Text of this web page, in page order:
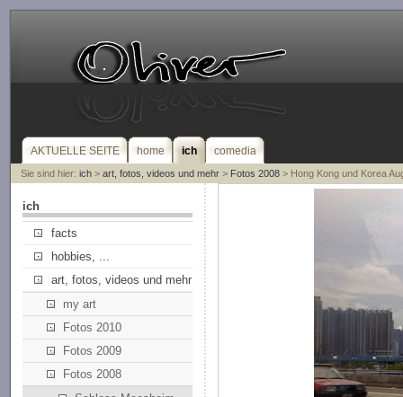
AKTUELLE SEITE home ich comedia
Sie sind hier: ich> art, fotos, videos und mehr> Fotos 2008> Hong Kong und Korea
ich
facts
hobbies, ...
art, fotos, videos und mehr
my art
Fotos 2010
Fotos 2009
Fotos 2008